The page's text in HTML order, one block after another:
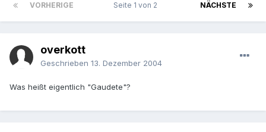
VORHERIGE NÄCHSTE
Seite 1 von 2
overkott
Geschrieben 13. Dezember 2004
Was heißt eigentlich "Gaudete"?